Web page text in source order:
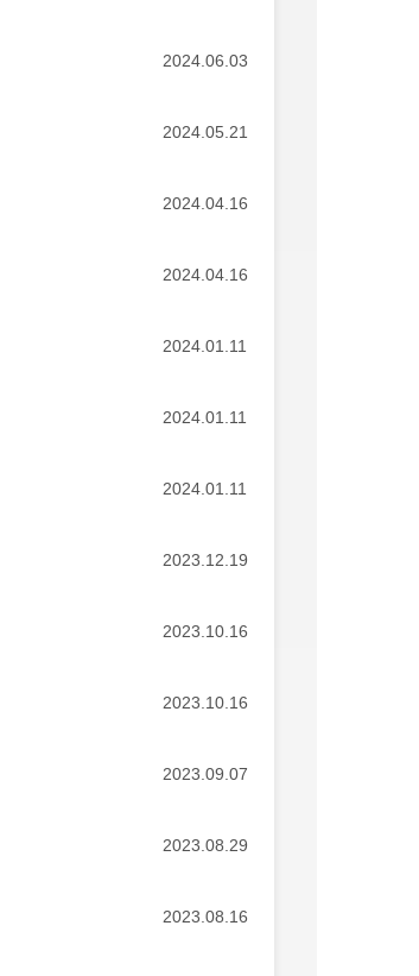
2024.06.03
2024.05.21
2024.04.16
2024.04.16
2024.01.11
2024.01.11
2024.01.11
2023.12.19
2023.10.16
2023.10.16
2023.09.07
2023.08.29
2023.08.16